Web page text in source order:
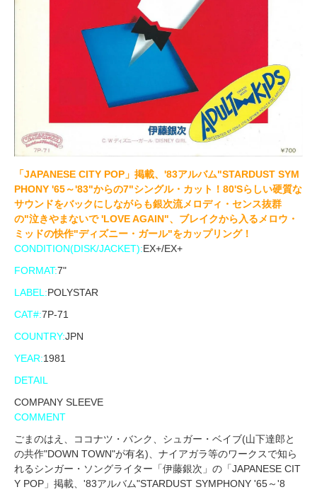
「JAPANESE CITY POP」掲載、'83アルバム"STARDUST SYM
PHONY '65～'83"からの7"シングル・カット！80'Sらしい硬質な
サウンドをバックにしながらも銀次流メロディ・センス抜群
の"泣きやまないで 'LOVE AGAIN"、ブレイクから入るメロウ・
ミッドの快作"ディズニー・ガール"をカップリング！
CONDITION(DISK/JACKET):EX+/EX+
FORMAT:7"
LABEL:POLYSTAR
CAT#:7P-71
COUNTRY:JPN
YEAR:1981
DETAIL
COMPANY SLEEVE
COMMENT
ごまのはえ、ココナツ・バンク、シュガー・ベイブ(山下達郎と
の共作"DOWN TOWN"が有名)、ナイアガラ等のワークスで知ら
れるシンガー・ソングライター「伊藤銀次」の「JAPANESE CIT
Y POP」掲載、'83アルバム"STARDUST SYMPHONY '65～'8